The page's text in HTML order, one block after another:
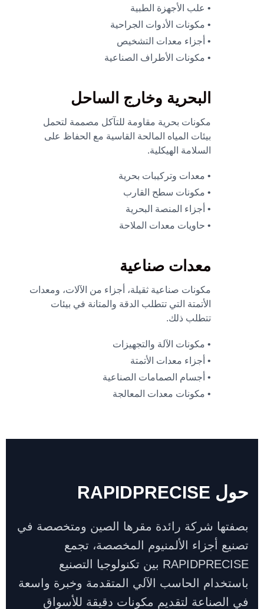
• علب الأجهزة الطبية
• مكونات الأدوات الجراحية
• أجزاء معدات التشخيص
• مكونات الأطراف الصناعية
البحرية وخارج الساحل
مكونات بحرية مقاومة للتآكل مصممة لتحمل
بيئات المياه المالحة القاسية مع الحفاظ على
السلامة الهيكلية.
• معدات وتركيبات بحرية
• مكونات سطح القارب
• أجزاء المنصة البحرية
• حاويات معدات الملاحة
معدات صناعية
مكونات صناعية ثقيلة، أجزاء من الآلات، ومعدات
الأتمتة التي تتطلب الدقة والمتانة في بيئات
تتطلب ذلك.
• مكونات الآلة والتجهيزات
• أجزاء معدات الأتمتة
• أجسام الصمامات الصناعية
• مكونات معدات المعالجة
حول RAPIDPRECISE
بصفتها شركة رائدة مقرها الصين ومتخصصة في
تصنيع أجزاء الألمنيوم المخصصة، تجمع
RAPIDPRECISE بين تكنولوجيا التصنيع
باستخدام الحاسب الآلي المتقدمة وخبرة واسعة
في الصناعة لتقديم مكونات دقيقة للأسواق